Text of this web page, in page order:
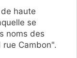
haute
se
noms des
rue Cambon".